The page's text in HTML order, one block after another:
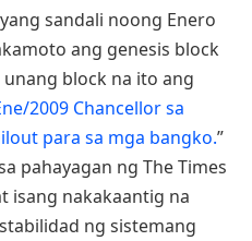
sandali noong Enero
ang genesis block
block na ito ang
2009 Chancellor sa
para sa mga bangko.”
pahayagan ng The Times
isang nakakaantig na
ng sistemang